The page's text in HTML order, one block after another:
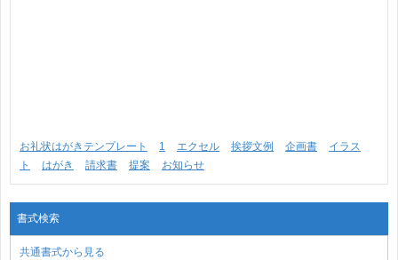
お礼状はがきテンプレート 1 エクセル 挨拶文例 企画書
イラス
ト
はがき 請求書 提案 お知らせ
書式検索
共通書式から見る